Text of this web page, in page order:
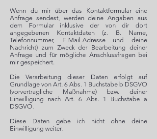
Wenn du mir über das Kontaktformular eine
Anfrage sendest, werden deine Angaben aus
dem Formular inklusive der von dir dort
angegebenen Kontaktdaten (z. B. Name,
Telefonnummer, E-Mail-Adresse und deine
Nachricht) zum Zweck der Bearbeitung deiner
Anfrage und für mögliche Anschlussfragen bei
mir gespeichert.
Die Verarbeitung dieser Daten erfolgt auf
Grundlage von Art. 6 Abs. 1 Buchstabe b DSGVO
(vorvertragliche Maßnahme) bzw. deiner
Einwilligung nach Art. 6 Abs. 1 Buchstabe a
DSGVO.
Diese Daten gebe ich nicht ohne deine
Einwilligung weiter.